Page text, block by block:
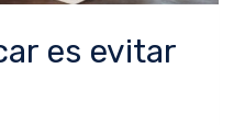
es evitar